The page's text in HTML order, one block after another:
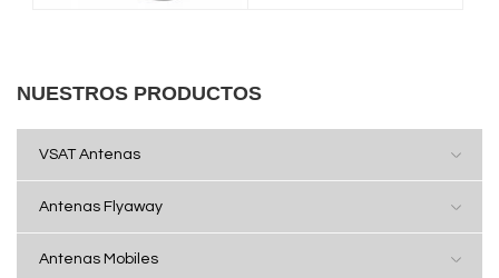
NUESTROS PRODUCTOS
VSAT Antenas
Antenas Flyaway
Antenas Mobiles